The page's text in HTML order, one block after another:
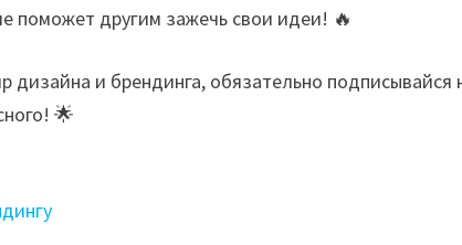
поможет другим зажечь свои идеи! 🔥
дизайна и брендинга, обязательно
🌟